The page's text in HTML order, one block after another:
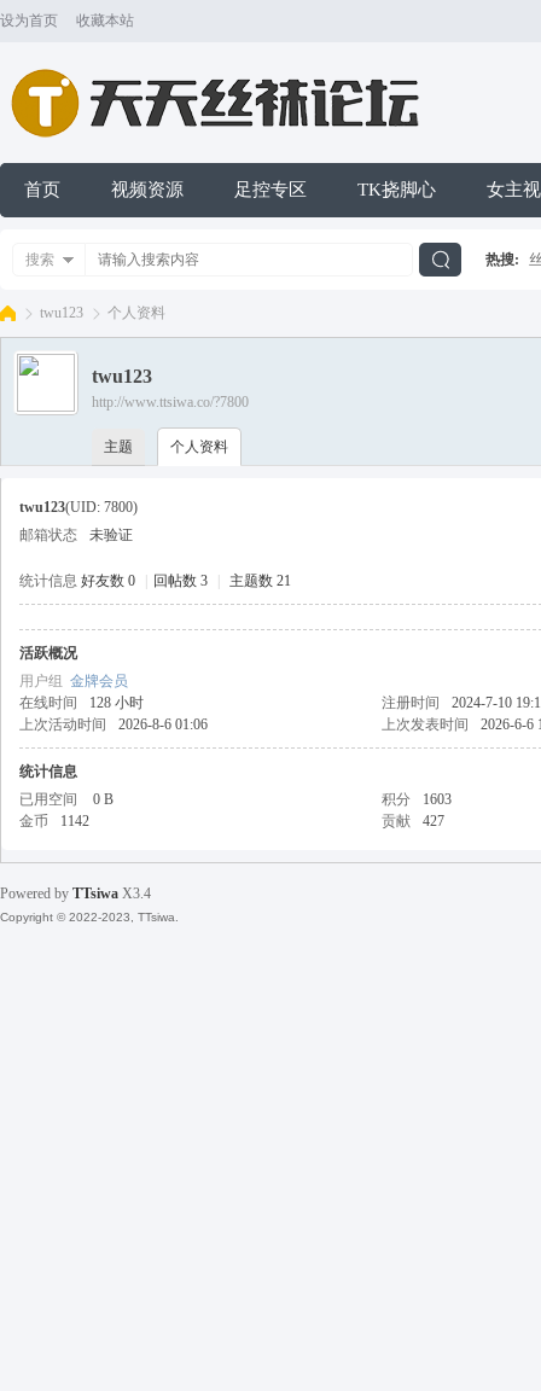
设为首页 收藏本站
首页 视频资源 足控专区 TK挠脚心 女主
搜索 热搜:
丝
›
twu123 个人资料
twu123
http://www.ttsiwa.co/?7800
主题 个人资料
twu123(UID: 7800)
邮箱状态
未验证
统计信息 好友数 0 回帖数 3 主题数 21
活跃概况
用户组 金牌会员
在线时间
128 小时 注册时间
2024-7-10
上次活动时间
2026-8-6 01:06 上次发表时间 2026-6-6
统计信息
已用空间
0 B 积分
1603
金币
1142 贡献 427
Powered by TTsiwa X3.4
Copyright © 2022-2023, TTsiwa.